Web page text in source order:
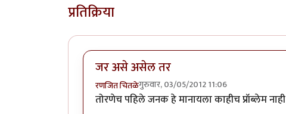
प्रतिक्रिया
जर असे असेल तर
रणजित चितळेगुरुवार, 03/05/2012 11:06
तोरणेच पहिले जनक हे मानायला काहीच प्रॉब्लेम नाही